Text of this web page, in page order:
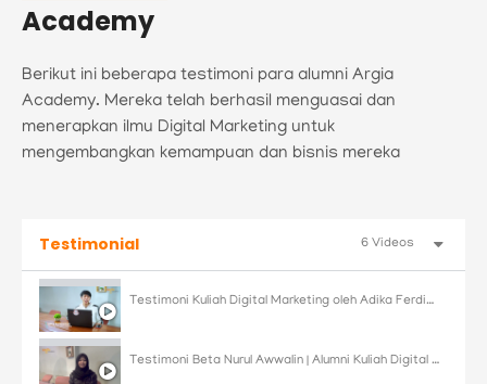
Academy
Berikut ini beberapa testimoni para alumni Argia
Academy. Mereka telah berhasil menguasai dan
menerapkan ilmu Digital Marketing untuk
mengembangkan kemampuan dan bisnis mereka
Testimonial 6 Videos
Testimoni Kuliah Digital Marketing oleh Adika Ferdiyansyah | Argia Academy
Testimoni Beta Nurul Awwalin | Alumni Kuliah Digital Marketing Argia Academy